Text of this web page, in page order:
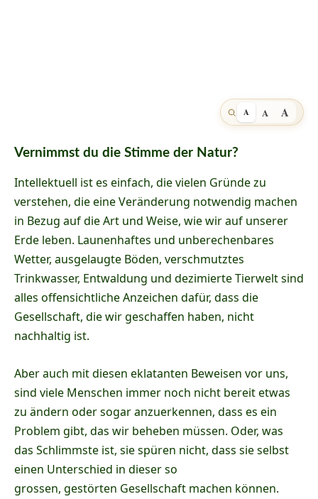
A A A
Vernimmst du die Stimme der Natur?
Intellektuell ist es einfach, die vielen Gründe zu
verstehen, die eine Veränderung notwendig machen
in Bezug auf die Art und Weise, wie wir auf unserer
Erde leben. Launenhaftes und unberechenbares
Wetter, ausgelaugte Böden, verschmutztes
Trinkwasser, Entwaldung und dezimierte Tierwelt sind
alles offensichtliche Anzeichen dafür, dass die
Gesellschaft, die wir geschaffen haben, nicht
nachhaltig ist.
Aber auch mit diesen eklatanten Beweisen vor uns,
sind viele Menschen immer noch nicht bereit etwas
zu ändern oder sogar anzuerkennen, dass es ein
Problem gibt, das wir beheben müssen. Oder, was
das Schlimmste ist, sie spüren nicht, dass sie selbst
einen Unterschied in dieser so
grossen, gestörten Gesellschaft machen können.